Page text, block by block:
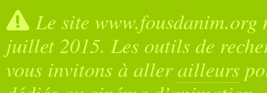
Le site
juillet 2015. Les outils de
vous invitons à allerailleurs